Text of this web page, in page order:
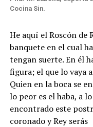
Cocina Sin.
He aquí el Roscón de
banquete en el cual
tengan suerte. En él
figura; el que lo vaya
Quien en la boca se
lo peor es el haba, a
encontrado este
coronado y Rey serás